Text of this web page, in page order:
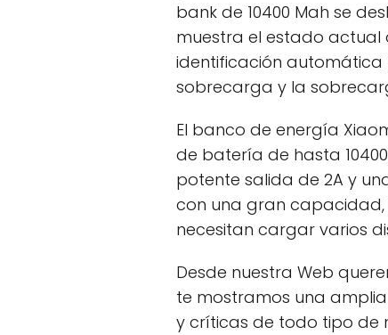
bank de 10400 Mah se
muestra el estado
identificación automática
sobrecarga y la
El banco de energía
de batería de hasta
potente salida de 2A y
con una gran
necesitan cargar varios
Desde nuestra Web
te mostramos una
y críticas de todo tipo de